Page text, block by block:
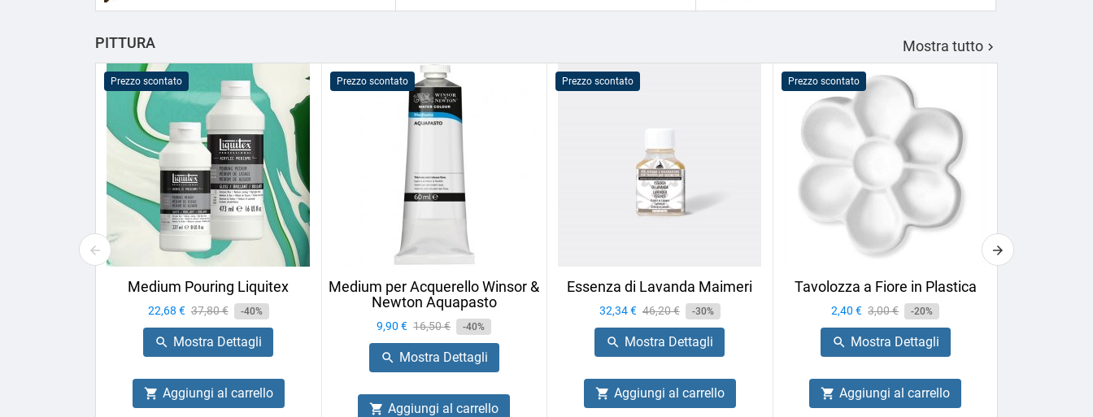
base
base
base
PITTURA Mostra tutto 
Prezzo scontato
Medium Pouring Liquitex
Prezzo
22,68 € Prezzo
base
37,80 € -40%
 Mostra Dettagli
 Aggiungi al carrello
Prezzo scontato
Medium per Acquerello Winsor &
Newton Aquapasto
Prezzo
9,90 € Prezzo
base
16,50 € -40%
 Mostra Dettagli
 Aggiungi al carrello
Prezzo scontato
Essenza di Lavanda Maimeri
Prezzo
32,34 € Prezzo
base
46,20 € -30%
 Mostra Dettagli
 Aggiungi al carrello
Prezzo scontato
Tavolozza a Fiore in Plastica
Prezzo
2,40 € Prezzo
base
3,00 € -20%
 Mostra Dettagli
 Aggiungi al carrello